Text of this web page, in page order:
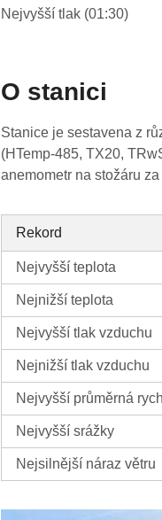
Nejvyšší tlak (01:30)
O stanici
Stanice je sestavena z
(HTemp-485, TX20,
anemometr na stožáru
Rekord
Nejvyšší teplota
Nejnižší teplota
Nejvyšší tlak vzduchu
Nejnižší tlak vzduchu
Nejvyšší průměrná
Nejvyšší srážky
Nejsilnější náraz větru